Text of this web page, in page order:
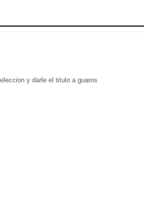
y darle el titulo a guaros